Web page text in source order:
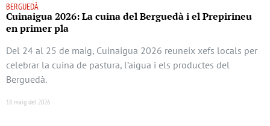
BERGUEDÀ
Cuinaigua 2026: La cuina del Berguedà i el Prepirineu
en primer pla
Del 24 al 25 de maig, Cuinaigua 2026 reuneix xefs locals per
celebrar la cuina de pastura, l’aigua i els productes del
Berguedà.
18 maig del 2026